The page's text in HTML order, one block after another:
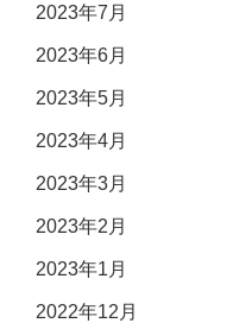
2023年7月
2023年6月
2023年5月
2023年4月
2023年3月
2023年2月
2023年1月
2022年12月